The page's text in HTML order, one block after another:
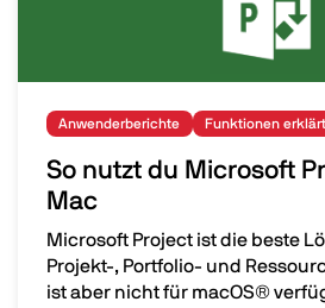
Anwenderberichte Funktionen erklärt
So nutzt du Microsoft
Mac
Microsoft Project ist die beste
Projekt-, Portfolio- und
ist aber nicht für macOS®